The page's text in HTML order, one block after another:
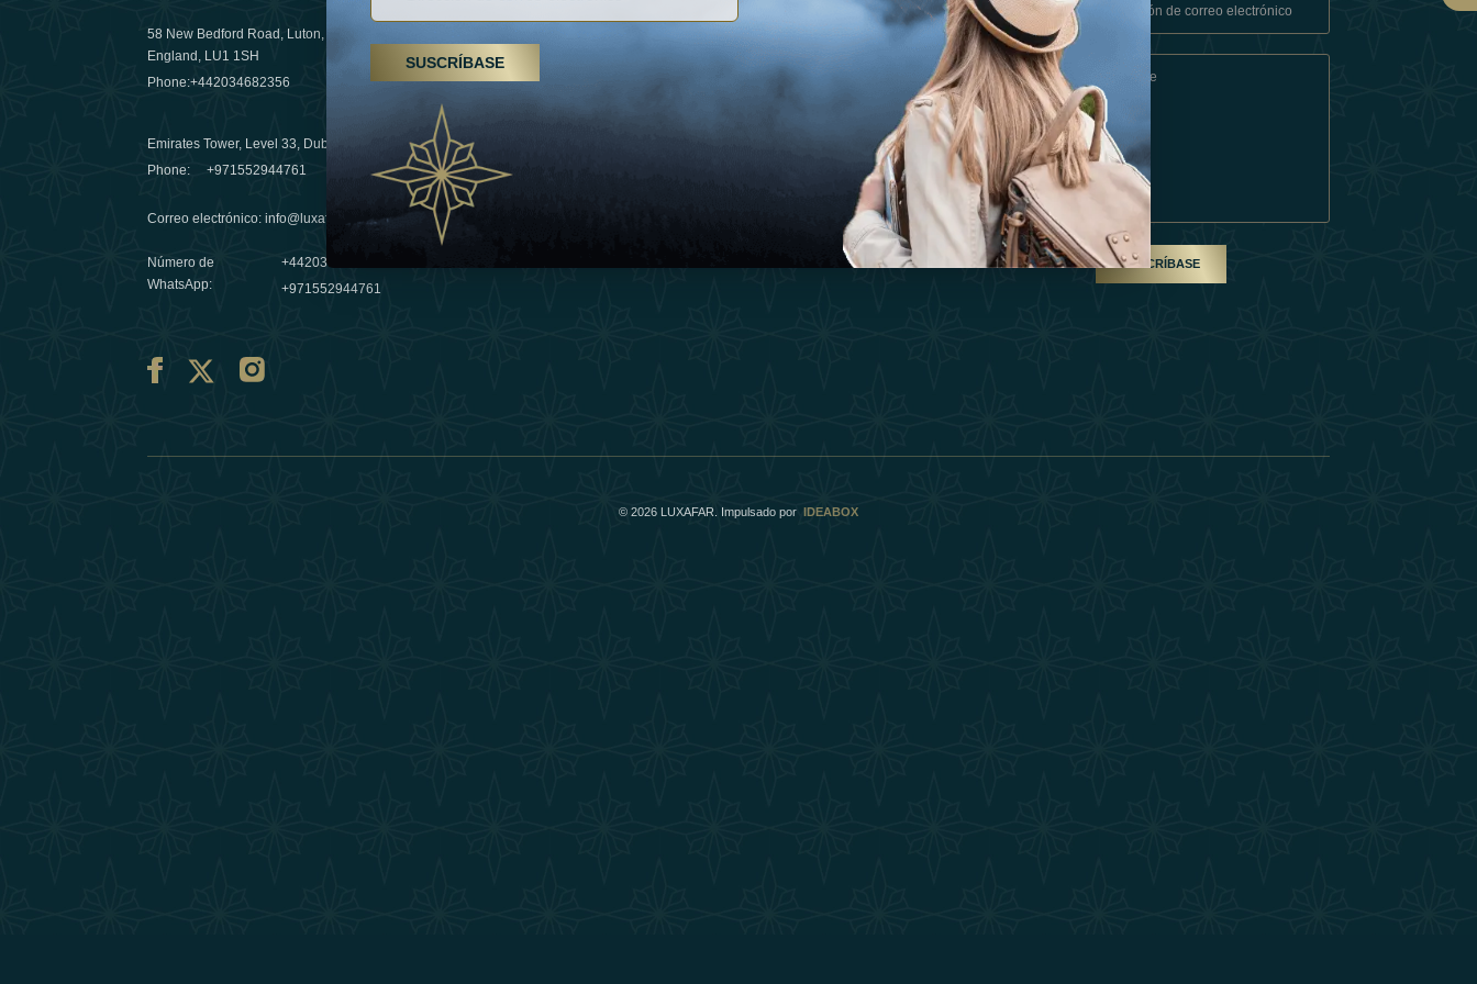
58 New Bedford Road, Luton,
England, LU1 1SH
Phone:+442034682356
Emirates Tower, Level 33, Dubai, UAE
Phone:+971552944761
Correo electrónico:info@luxafar.com
Número de
WhatsApp:
+442034682356
+971552944761
Senderismo, tratamientos de spa y yoga: los
Emiratos Árabes Unidos se erigen como un
03 April 2025
Évasions hivernales pour les voyageurs des
Émirats: redéfinir le voyage de luxe
10 March 2025
Esperienza
Términos Y Condiciones
Conviértase En Socio
Our Team
SUSCRÍBASE
© 2026 LUXAFAR. Impulsado por IDEABOX
SUSCRÍBASE